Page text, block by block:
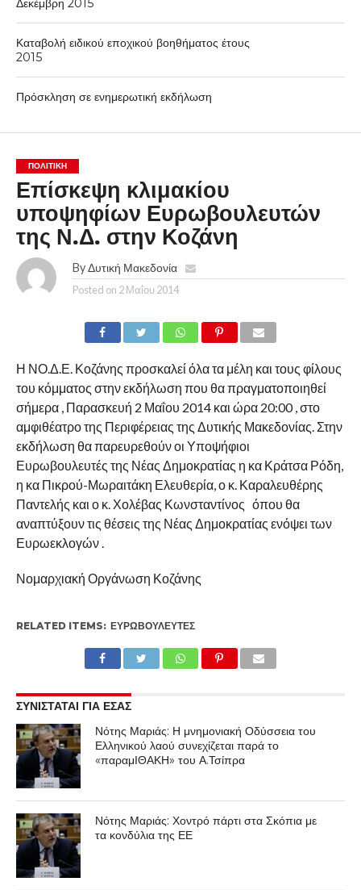
Δεκέμβρη 2015
Καταβολή ειδικού εποχικού βοηθήματος έτους
2015
Πρόσκληση σε ενημερωτική εκδήλωση
ΠΟΛΙΤΙΚΉ
Επίσκεψη κλιμακίου
υποψηφίων Ευρωβουλευτών
της Ν.Δ. στην Κοζάνη
By Δυτική Μακεδονία
Posted on 2 Μαΐου 2014
Η ΝΟ.Δ.Ε. Κοζάνης προσκαλεί όλα τα μέλη και τους φίλους
του κόμματος στην εκδήλωση που θα πραγματοποιηθεί
σήμερα , Παρασκευή 2 Μαΐου 2014 και ώρα 20:00 , στο
αμφιθέατρο της Περιφέρειας της Δυτικής Μακεδονίας. Στην
εκδήλωση θα παρευρεθούν οι Υποψήφιοι
Ευρωβουλευτές της Νέας Δημοκρατίας η κα Κράτσα Ρόδη,
η κα Πικρού-Μωραιτάκη Ελευθερία, ο κ. Καραλευθέρης
Παντελής και ο κ. Χολέβας Κωνσταντίνος όπου θα
αναπτύξουν τις θέσεις της Νέας Δημοκρατίας ενόψει των
Ευρωεκλογών .
Νομαρχιακή Οργάνωση Κοζάνης
RELATED ITEMS: ΕΥΡΩΒΟΥΛΕΥΤΈΣ
ΣΥΝΙΣΤΑΤΑΙ ΓΙΑ ΕΣΑΣ
Νότης Μαριάς: Η μνημονιακή Οδύσσεια του
Ελληνικού λαού συνεχίζεται παρά το
«παραμΙΘΑΚΗ» του Α.Τσίπρα
Νότης Μαριάς: Χοντρό πάρτι στα Σκόπια με
τα κονδύλια της ΕΕ